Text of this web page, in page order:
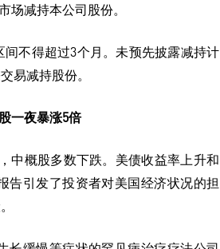
场减持本公司股份。
不得超过3个月。未预先披露减持计
易减持股份。
一夜暴涨5倍
中概股多数下跌。美债收益率上升和
告引发了投资者对美国经济状况的担